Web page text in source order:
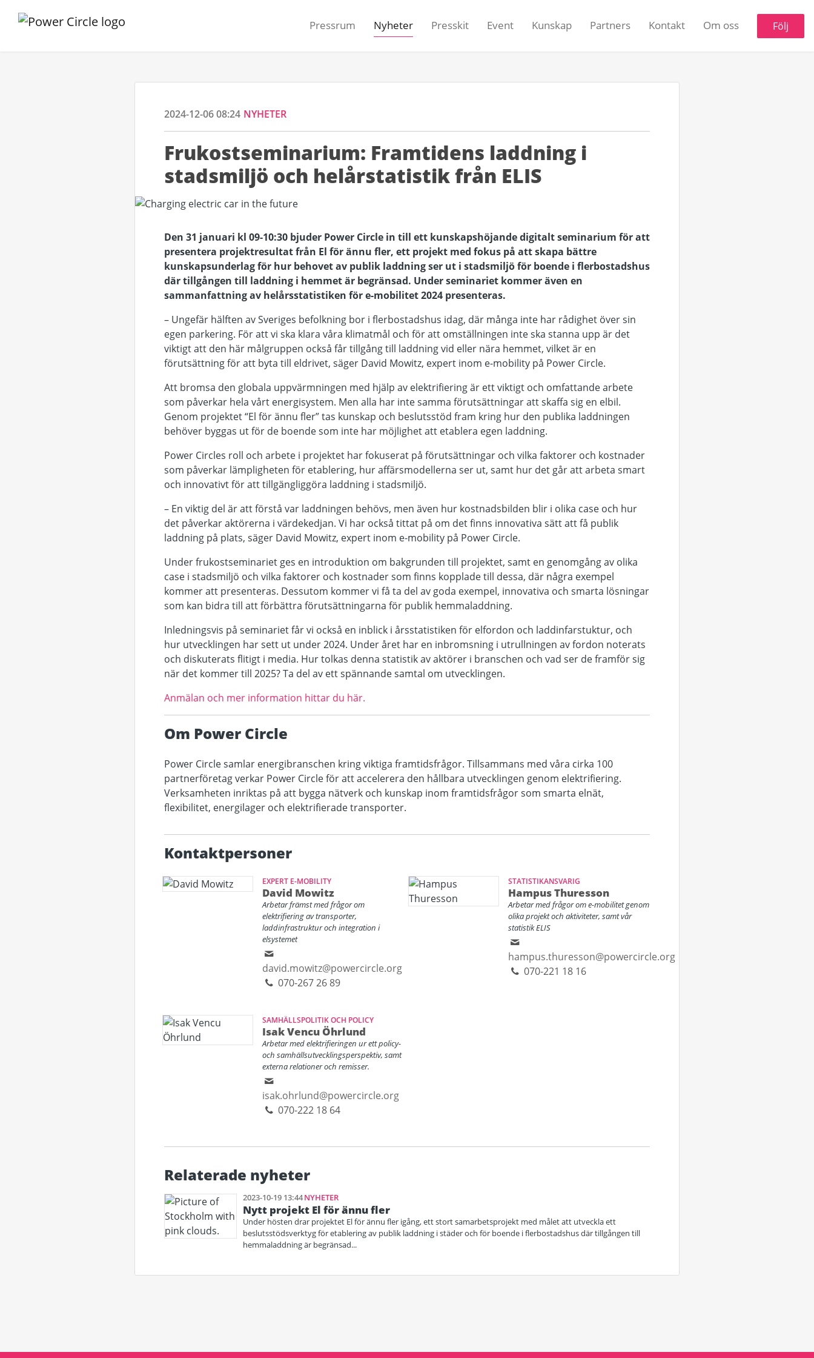
Pressrum Nyheter Presskit Event Kunskap Partners Kontakt Om oss Följ
2024-12-06 08:24 NYHETER
Frukostseminarium: Framtidens laddning i
stadsmiljö och helårstatistik från ELIS
Den 31 januari kl 09-10:30 bjuder Power Circle in till ett kunskapshöjande digitalt seminarium för att
presentera projektresultat från El för ännu fler, ett projekt med fokus på att skapa bättre
kunskapsunderlag för hur behovet av publik laddning ser ut i stadsmiljö för boende i flerbostadshus
där tillgången till laddning i hemmet är begränsad. Under seminariet kommer även en
sammanfattning av helårsstatistiken för e-mobilitet 2024 presenteras.
– Ungefär hälften av Sveriges befolkning bor i flerbostadshus idag, där många inte har rådighet över sin
egen parkering. För att vi ska klara våra klimatmål och för att omställningen inte ska stanna upp är det
viktigt att den här målgruppen också får tillgång till laddning vid eller nära hemmet, vilket är en
förutsättning för att byta till eldrivet, säger David Mowitz, expert inom e-mobility på Power Circle.
Att bromsa den globala uppvärmningen med hjälp av elektrifiering är ett viktigt och omfattande arbete
som påverkar hela vårt energisystem. Men alla har inte samma förutsättningar att skaffa sig en elbil.
Genom projektet “El för ännu fler” tas kunskap och beslutsstöd fram kring hur den publika laddningen
behöver byggas ut för de boende som inte har möjlighet att etablera egen laddning.
Power Circles roll och arbete i projektet har fokuserat på förutsättningar och vilka faktorer och kostnader
som påverkar lämpligheten för etablering, hur affärsmodellerna ser ut, samt hur det går att arbeta smart
och innovativt för att tillgängliggöra laddning i stadsmiljö.
– En viktig del är att förstå var laddningen behövs, men även hur kostnadsbilden blir i olika case och hur
det påverkar aktörerna i värdekedjan. Vi har också tittat på om det finns innovativa sätt att få publik
laddning på plats, säger David Mowitz, expert inom e-mobility på Power Circle.
Under frukostseminariet ges en introduktion om bakgrunden till projektet, samt en genomgång av olika
case i stadsmiljö och vilka faktorer och kostnader som finns kopplade till dessa, där några exempel
kommer att presenteras. Dessutom kommer vi få ta del av goda exempel, innovativa och smarta lösningar
som kan bidra till att förbättra förutsättningarna för publik hemmaladdning.
Inledningsvis på seminariet får vi också en inblick i årsstatistiken för elfordon och laddinfarstuktur, och
hur utvecklingen har sett ut under 2024. Under året har en inbromsning i utrullningen av fordon noterats
och diskuterats flitigt i media. Hur tolkas denna statistik av aktörer i branschen och vad ser de framför sig
när det kommer till 2025? Ta del av ett spännande samtal om utvecklingen.
Anmälan och mer information hittar du här.
Om Power Circle
Power Circle samlar energibranschen kring viktiga framtidsfrågor. Tillsammans med våra cirka 100
partnerföretag verkar Power Circle för att accelerera den hållbara utvecklingen genom elektrifiering.
Verksamheten inriktas på att bygga nätverk och kunskap inom framtidsfrågor som smarta elnät,
flexibilitet, energilager och elektrifierade transporter.
Kontaktpersoner
EXPERT E-MOBILITY
David Mowitz
Arbetar främst med frågor om
elektrifiering av transporter,
laddinfrastruktur och integration i
elsystemet
david.mowitz@powercircle.org
070-267 26 89
STATISTIKANSVARIG
Hampus Thuresson
Arbetar med frågor om e-mobilitet genom
olika projekt och aktiviteter, samt vår
statistik ELIS
hampus.thuresson@powercircle.org
070-221 18 16
SAMHÄLLSPOLITIK OCH POLICY
Isak Vencu Öhrlund
Arbetar med elektrifieringen ur ett policy-
och samhällsutvecklingsperspektiv, samt
externa relationer och remisser.
isak.ohrlund@powercircle.org
070-222 18 64
Relaterade nyheter
2023-10-19 13:44NYHETER
Nytt projekt El för ännu fler
Under hösten drar projektet El för ännu fler igång, ett stort samarbetsprojekt med målet att utveckla ett
beslutsstödsverktyg för etablering av publik laddning i städer och för boende i flerbostadshus där tillgången till
hemmaladdning är begränsad...